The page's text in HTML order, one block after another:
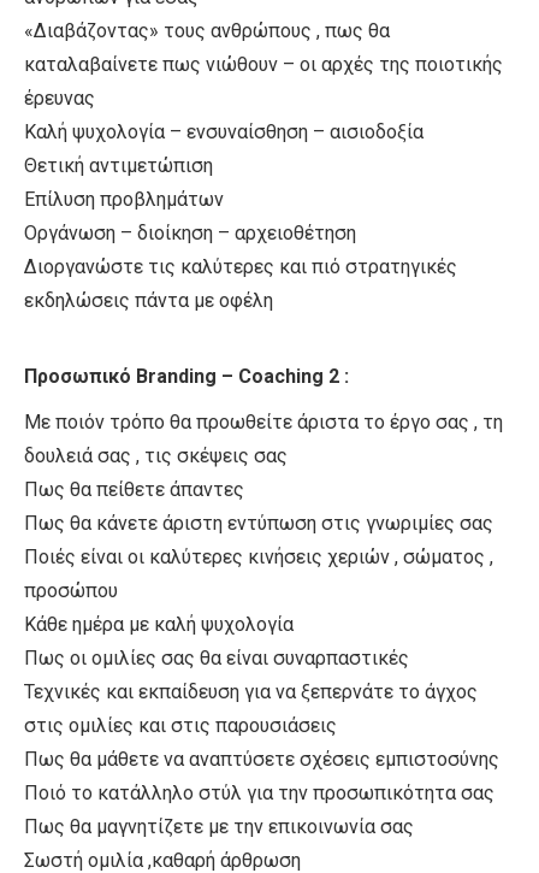
«Διαβάζοντας» τους ανθρώπους , πως θα
καταλαβαίνετε πως νιώθουν – οι αρχές της ποιοτικής
έρευνας
Καλή ψυχολογία – ενσυναίσθηση – αισιοδοξία
Θετική αντιμετώπιση
Επίλυση προβλημάτων
Οργάνωση – διοίκηση – αρχειοθέτηση
Διοργανώστε τις καλύτερες και πιό στρατηγικές
εκδηλώσεις πάντα με οφέλη
Προσωπικό Branding – Coaching 2 :
Με ποιόν τρόπο θα προωθείτε άριστα το έργο σας , τη
δουλειά σας , τις σκέψεις σας
Πως θα πείθετε άπαντες
Πως θα κάνετε άριστη εντύπωση στις γνωριμίες σας
Ποιές είναι οι καλύτερες κινήσεις χεριών , σώματος ,
προσώπου
Κάθε ημέρα με καλή ψυχολογία
Πως οι ομιλίες σας θα είναι συναρπαστικές
Τεχνικές και εκπαίδευση για να ξεπερνάτε το άγχος
στις ομιλίες και στις παρουσιάσεις
Πως θα μάθετε να αναπτύσετε σχέσεις εμπιστοσύνης
Ποιό το κατάλληλο στύλ για την προσωπικότητα σας
Πως θα μαγνητίζετε με την επικοινωνία σας
Σωστή ομιλία ,καθαρή άρθρωση